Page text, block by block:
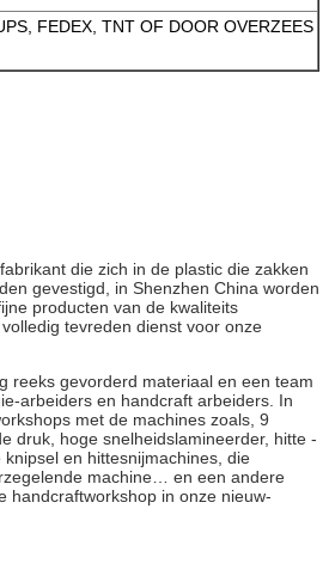
FEDEX, TNT OF DOOR OVERZEES
die zich in de plastic die zakken
gevestigd, in Shenzhen China worden
producten van de kwaliteits
tevreden dienst voor onze
reeks gevorderd materiaal en een team
arbeiders en handcraft arbeiders. In
met de machines zoals, 9
druk, hoge snelheidslamineerder, hitte -
en hittesnijmachines, die
machine… en een andere
handcraftworkshop in onze nieuw-